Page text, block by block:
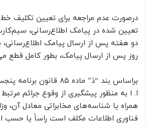
درصورت عدم مراجعه برای تعیین تکلیف
تعیین شده در پیامک اطلاع‌رسانی،
روز پس از ارسال پیامک، بطور کامل قطع
براساس بند “ذ” ماده ۸۵
ا. ا به منظور پیشگیری از وقوع جرائم
همراه یا شناسه‌های مخابراتی معادل آن،
فناوری اطلاعات مکلف است راساً یا حسب